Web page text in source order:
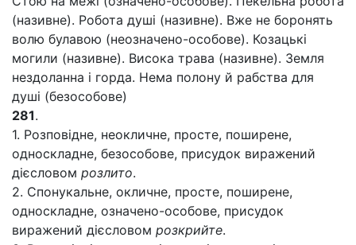
(називне). Робота душі (називне). Вже не боронять
волю булавою (неозначено-особове). Козацькі
могили (називне). Висока трава (називне). Земля
нездоланна і горда. Нема полону й рабства для
душі (безособове)
281.
1. Розповідне, неокличне, просте, поширене,
односкладне, безособове, присудок виражений
дієсловом розлито.
2. Спонукальне, окличне, просте, поширене,
односкладне, означено-особове, присудок
виражений дієсловом розкрийте.